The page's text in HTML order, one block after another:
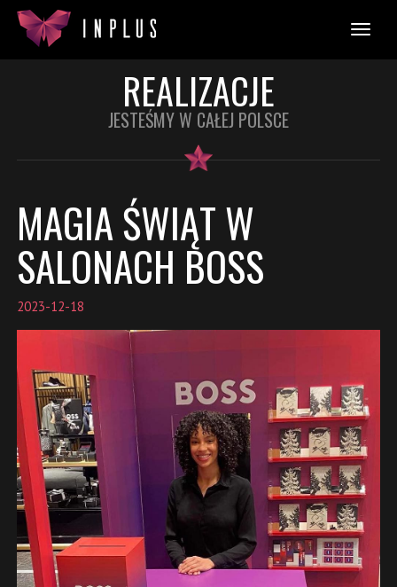
REALIZACJE
JESTEŚMY W CAŁEJ POLSCE
MAGIA ŚWIĄT W
SALONACH BOSS
2023-12-18